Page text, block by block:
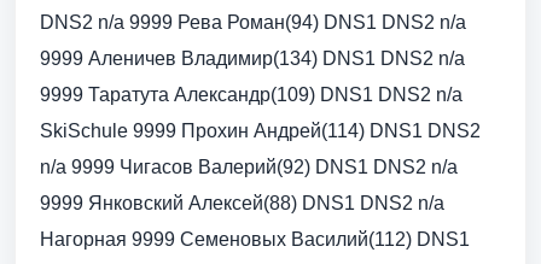
DNS2 n/a 9999 Рева Роман(94) DNS1 DNS2 n/a
9999 Аленичев Владимир(134) DNS1 DNS2 n/a
9999 Таратута Александр(109) DNS1 DNS2 n/a
SkiSchule 9999 Прохин Андрей(114) DNS1 DNS2
n/a 9999 Чигасов Валерий(92) DNS1 DNS2 n/a
9999 Янковский Алексей(88) DNS1 DNS2 n/a
Нагорная 9999 Семеновых Василий(112) DNS1